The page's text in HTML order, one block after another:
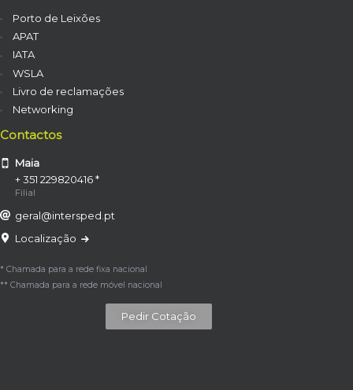
Porto de Leixões
APAT
IATA
WSLA
Livro de reclamações
Networking
Contactos
Maia
+ 351 229820416 *
Filial
geral@intersped.pt
Localização
* Chamada para a rede fixa nacional
** Chamada para a rede móvel nacional
Pedir Cotação